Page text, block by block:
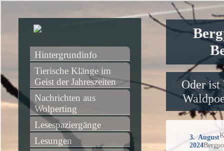
Oder ist
3. August
2024
Hintergrundinfo
Tierische Klänge im
Geist der Jahreszeiten
Nachrichten aus
Wolperting
Lesespaziergänge
Lesungen